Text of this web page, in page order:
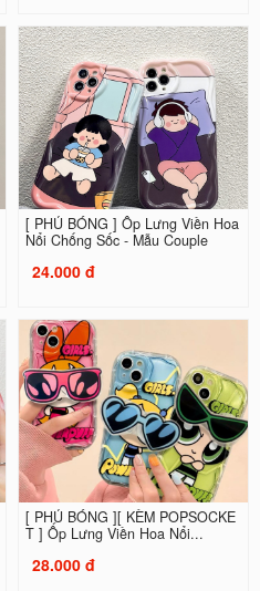
[ PHỦ BÓNG ] Ốp Lưng Viền Hoa
Nổi Chống Sốc - Mẫu Couple
24.000 đ
[ PHỦ BÓNG ][ KÈM POPSOCKE
T ] Ốp Lưng Viền Hoa Nổi...
28.000 đ